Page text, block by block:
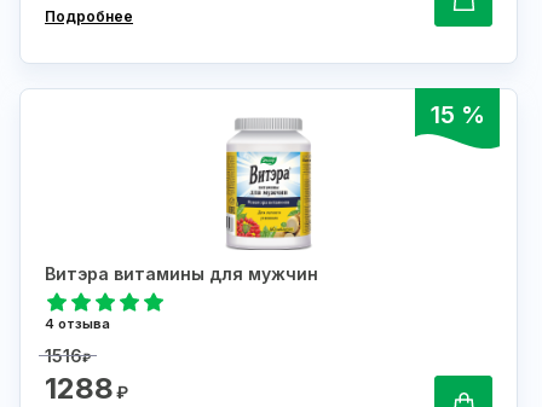
Подробнее
15 %
Витэра витамины для мужчин
4 отзыва
1516₽
1288₽